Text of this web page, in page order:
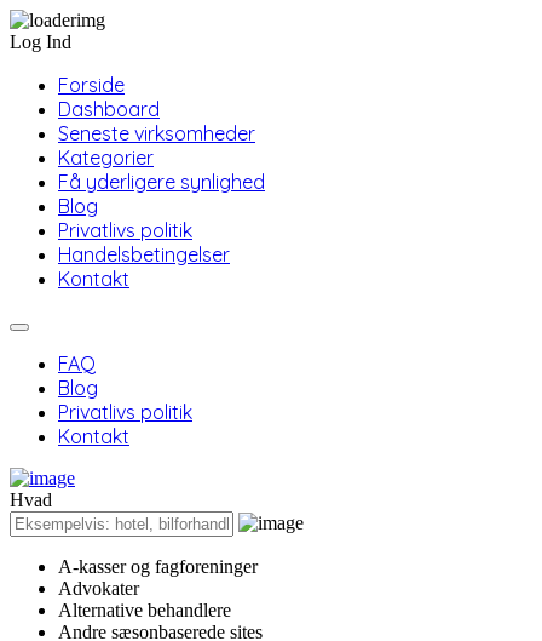
Log Ind
Forside
Dashboard
Seneste virksomheder
Kategorier
Få yderligere synlighed
Blog
Privatlivs politik
Handelsbetingelser
Kontakt
FAQ
Blog
Privatlivs politik
Kontakt
Hvad
A-kasser og fagforeninger
Advokater
Alternative behandlere
Andre sæsonbaserede sites